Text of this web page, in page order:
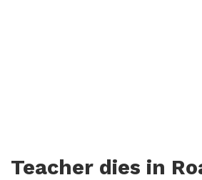
Teacher dies in